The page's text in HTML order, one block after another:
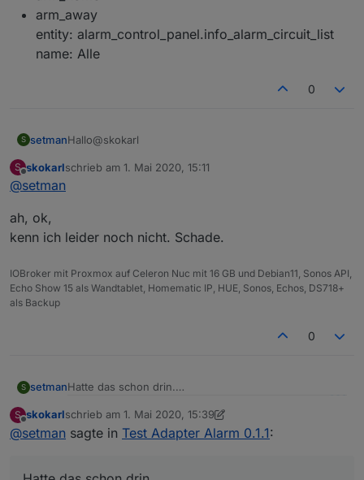
arm_away
entity: alarm_control_panel.info_alarm_circuit_list
name: Alle
0
S setmanHallo@skokarl
Hab es mit Lovelace-Ui erstellt.
entity: alarm_control_panel.info_alarm_circuit_list
S
Offline
skokarlschrieb am 1. Mai 2020, 15:11
zuletzt editiert von
@setman
ah, ok,
kenn ich leider noch nicht. Schade.
IOBroker mit Proxmox auf Celeron Nuc mit 16 GB und Debian11, Sonos API,
Echo Show 15 als Wandtablet, Homematic IP, HUE, Sonos, Echos, DS718+
als Backup
0
S setmanHatte das schon drin.
S
Offline
skokarlschrieb am 1. Mai 2020, 15:39
zuletzt editiert von skokarl5. Jan. 2020, 17:44
@setman sagte in Test Adapter Alarm 0.1.1: